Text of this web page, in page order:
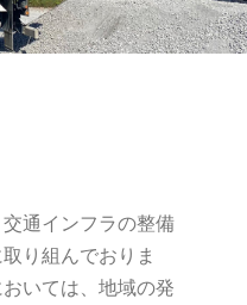
通インフラの整備
り組んでおりま
いては、地域の発